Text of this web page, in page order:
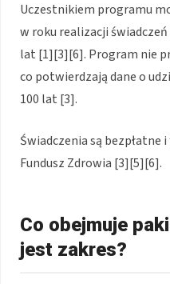
Uczestnikiem programu
w roku realizacji
lat [1][3][6]. Program nie
co potwierdzają dane o
100 lat [3].
Świadczenia są
Fundusz Zdrowia [3][5][6].
Co obejmuje
jest zakres?